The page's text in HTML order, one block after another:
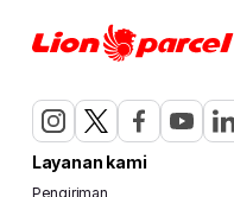
Layanan kami
Pengiriman